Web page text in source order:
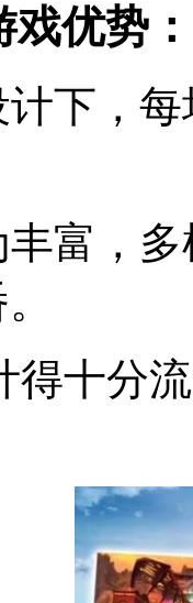
戏优势：
计下，
富，
得十分